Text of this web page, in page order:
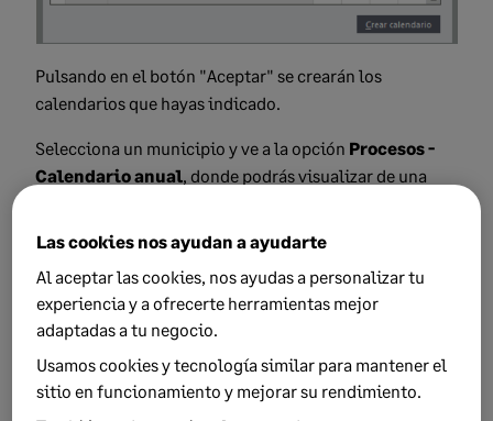
Pulsando en el botón "Aceptar" se crearán los
calendarios que hayas indicado.
Selecciona un municipio y ve a la opción Procesos -
Calendario anual , donde podrás visualizar de una
asociadas a ese municipio, visualizando las fiestas
nacionales, autonómicas y las locales que hemos
creado.
Las cookies nos ayudan a ayudarte
Al aceptar las cookies, nos ayudas a personalizar tu
experiencia y a ofrecerte herramientas mejor
adaptadas a tu negocio.
Usamos cookies y tecnología similar para mantener el
sitio en funcionamiento y mejorar su rendimiento.